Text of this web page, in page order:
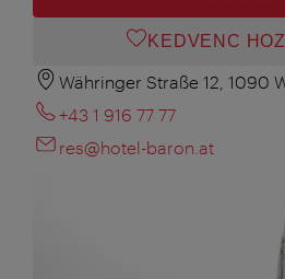
KEDVENC
Währinger Straße 12, 1090
+43 1 916 77 77
res@hotel-baron.at